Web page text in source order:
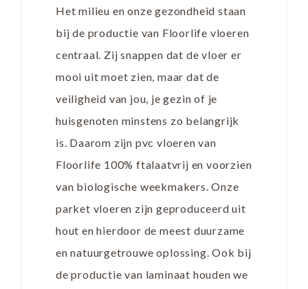
Het milieu en onze gezondheid staan
bij de productie van Floorlife vloeren
centraal. Zij snappen dat de vloer er
mooi uit moet zien, maar dat de
veiligheid van jou, je gezin of je
huisgenoten minstens zo belangrijk
is. Daarom zijn pvc vloeren van
Floorlife 100% ftalaatvrij en voorzien
van biologische weekmakers. Onze
parket vloeren zijn geproduceerd uit
hout en hierdoor de meest duurzame
en natuurgetrouwe oplossing. Ook bij
de productie van laminaat houden we